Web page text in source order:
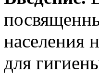
населения
для